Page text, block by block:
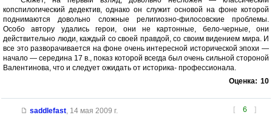
копспилогический дедектив, однако он служит основой на фоне которой
поднимаются довольно сложные религиозно-филосовские проблемы.
Особо автору удались герои, они не картонные, бело-черные, они
действительно люди, каждый со своей правдой, со своим видением мира. И
все это разворачивается на фоне очень интересной исторической эпохи —
начало — середина 17 в., показ которой всегда был очень сильной стороной
Валентинова, что и следует ожидать от историка- профессионала.
Оценка: 10
[ 6 ]
saddlefast, 14 мая 2009 г.